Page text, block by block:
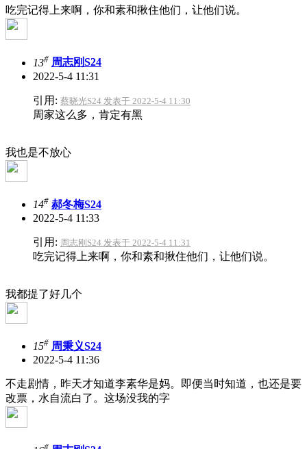
吃完记得上来啊，你和素和揪住他们，让他们说。
13# 周志刚S24
2022-5-4 11:31
引用: 蔡晓光S24 发表于 2022-5-4 11:30
周家这么多，肯定有黑
我也是不放心
14# 郝冬梅S24
2022-5-4 11:33
引用: 周志刚S24 发表于 2022-5-4 11:31
吃完记得上来啊，你和素和揪住他们，让他们说。
我都提了好几个
15# 周秉义S24
2022-5-4 11:36
不走剧情，昨天才知道李素华是妈。即便当时知道，也还是要
改票，水自流白了。这场没我的字
#